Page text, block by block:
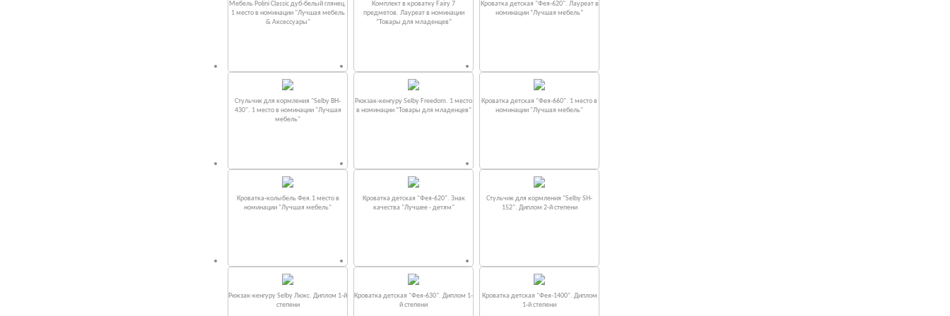
Мебель Polini Classic дуб-белый глянец.
1 место в номинации "Лучшая мебель
& Аксессуары"
Комплект в кроватку Fаiry 7
предметов. Лауреат в номинации
“Товары для младенцев”
Кроватка детская "Фея-620". Лауреат в
номинации “Лучшая мебель”
Стульчик для кормления "Selby BH-
430". 1 место в номинации "Лучшая
мебель"
Рюкзак-кенгуру Selby Freedom. 1 место
в номинации “Товары для младенцев”
Кроватка детская "Фея-660". 1 место в
номинации "Лучшая мебель"
Кроватка-колыбель Фея.1 место в
номинации "Лучшая мебель"
Кроватка детская "Фея-620". Знак
качества "Лучшее - детям"
Стульчик для кормления "Selby SH-
152". Диплом 2-й степени
Рюкзак-кенгуру Selby Люкс. Диплом 1-й
степени
Кроватка детская "Фея-630". Диплом 1-
й степени
Кроватка детская "Фея-1400". Диплом
1-й степени